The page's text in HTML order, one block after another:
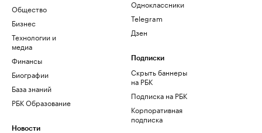
Общество
Бизнес
Технологии и
медиа
Финансы
Биографии
База знаний
РБК Образование
Новости
Одноклассники
Telegram
Дзен
Подписки
Скрыть баннеры
на РБК
Подписка на РБК
Корпоративная
подписка